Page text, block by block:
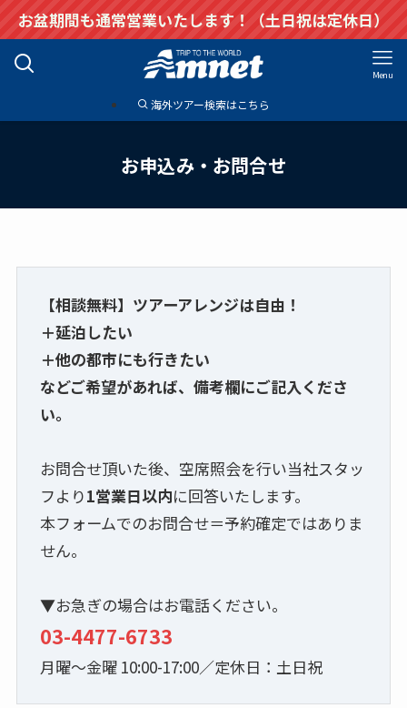
お盆期間も通常営業いたします！（土日祝は定休日）
Menu
海外ツアー検索はこちら
お申込み・お問合せ
【相談無料】ツアーアレンジは自由！
＋延泊したい
＋他の都市にも行きたい
などご希望があれば、備考欄にご記入くださ
い。
お問合せ頂いた後、空席照会を行い当社スタッ
フより1営業日以内に回答いたします。
本フォームでのお問合せ＝予約確定ではありま
せん。
▼お急ぎの場合はお電話ください。
03-4477-6733
月曜～金曜 10:00-17:00／定休日：土日祝